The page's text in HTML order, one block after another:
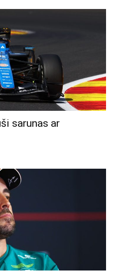
sarunas ar